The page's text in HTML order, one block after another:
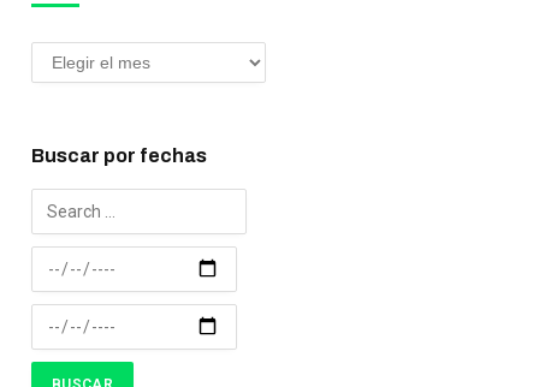
Buscar por fechas